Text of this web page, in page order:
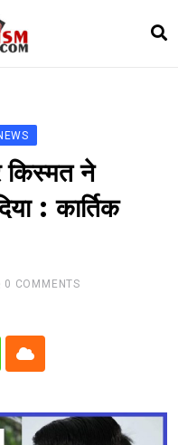
किस्मत ने
: कार्तिक
0 COMMENTS
Cloud